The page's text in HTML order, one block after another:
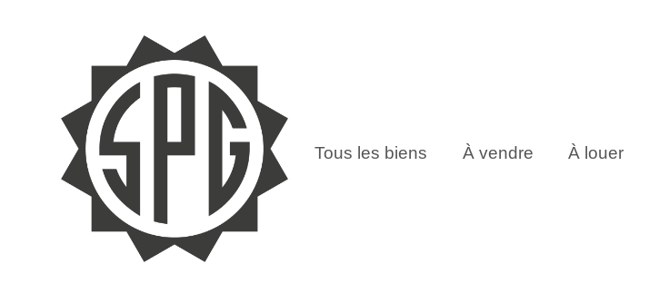
Tous les biens À vendre À louer